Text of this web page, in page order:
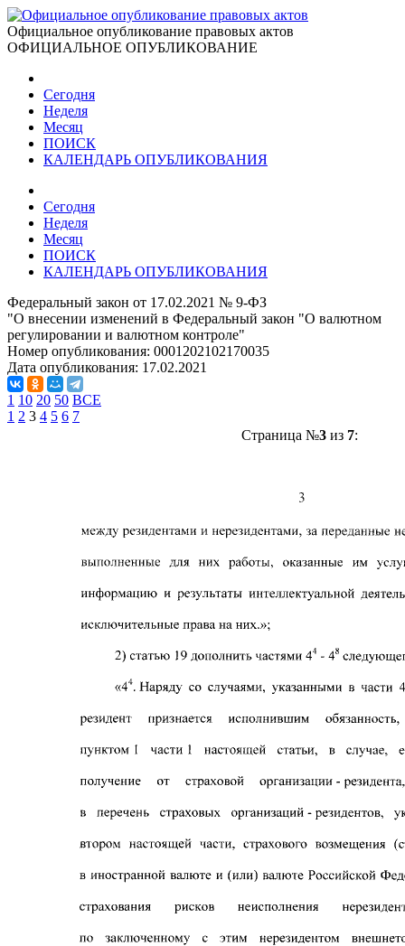
Официальное опубликование правовых актов
ОФИЦИАЛЬНОЕ ОПУБЛИКОВАНИЕ
Сегодня
Неделя
Месяц
ПОИСК
КАЛЕНДАРЬ ОПУБЛИКОВАНИЯ
Сегодня
Неделя
Месяц
ПОИСК
КАЛЕНДАРЬ ОПУБЛИКОВАНИЯ
Федеральный закон от 17.02.2021 № 9-ФЗ
"О внесении изменений в Федеральный закон "О валютном
регулировании и валютном контроле"
Номер опубликования: 0001202102170035
Дата опубликования: 17.02.2021
1 10 20 50 ВСЕ
1 2 3 4 5 6 7
Страница №3из 7: